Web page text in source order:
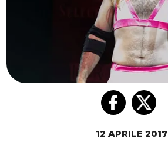
12 APRILE 2017